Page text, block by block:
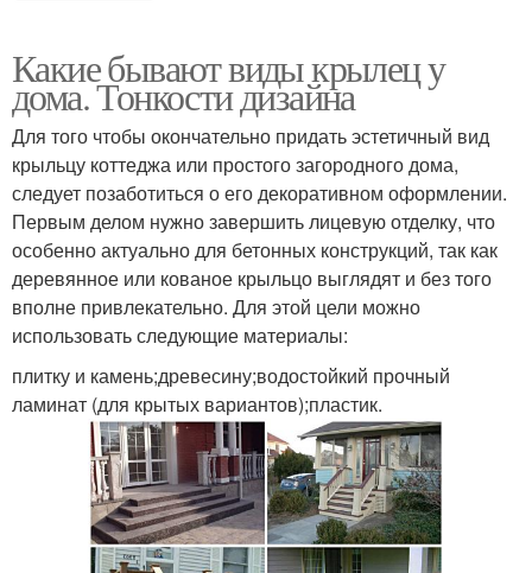
Какие бывают виды крылец у
дома. Тонкости дизайна
Для того чтобы окончательно придать эстетичный вид
крыльцу коттеджа или простого загородного дома,
следует позаботиться о его декоративном оформлении.
Первым делом нужно завершить лицевую отделку, что
особенно актуально для бетонных конструкций, так как
деревянное или кованое крыльцо выглядят и без того
вполне привлекательно. Для этой цели можно
использовать следующие материалы:
плитку и камень;древесину;водостойкий прочный
ламинат (для крытых вариантов);пластик.